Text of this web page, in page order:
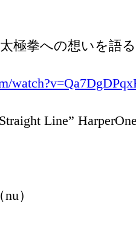
極拳への想いを語
Line”
）